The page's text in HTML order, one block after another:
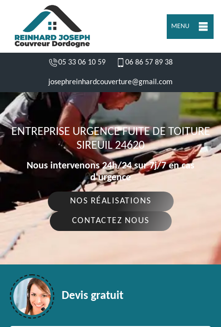
MENU
05 33 06 10 59 06 86 57 89 38
josephreinhardcouverture@gmail.com
ENTREPRISE URGENCE FUITE DE TOITURE
SIREUIL 24620
Nous intervenons 24h/24 sur 7j/7 en cas
d'urgence
NOS RÉALISATIONS
CONTACTEZ NOUS
Devis gratuit